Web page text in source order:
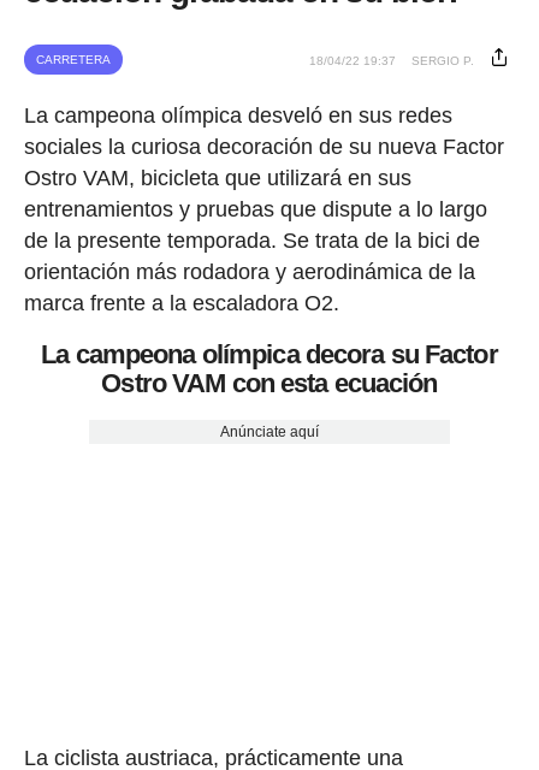
CARRETERA 18/04/22 19:37 SERGIO P.
La campeona olímpica desveló en sus redes
sociales la curiosa decoración de su nueva Factor
Ostro VAM, bicicleta que utilizará en sus
entrenamientos y pruebas que dispute a lo largo
de la presente temporada. Se trata de la bici de
orientación más rodadora y aerodinámica de la
marca frente a la escaladora O2.
La campeona olímpica decora su Factor
Ostro VAM con esta ecuación
Anúnciate aquí
La ciclista austriaca, prácticamente una